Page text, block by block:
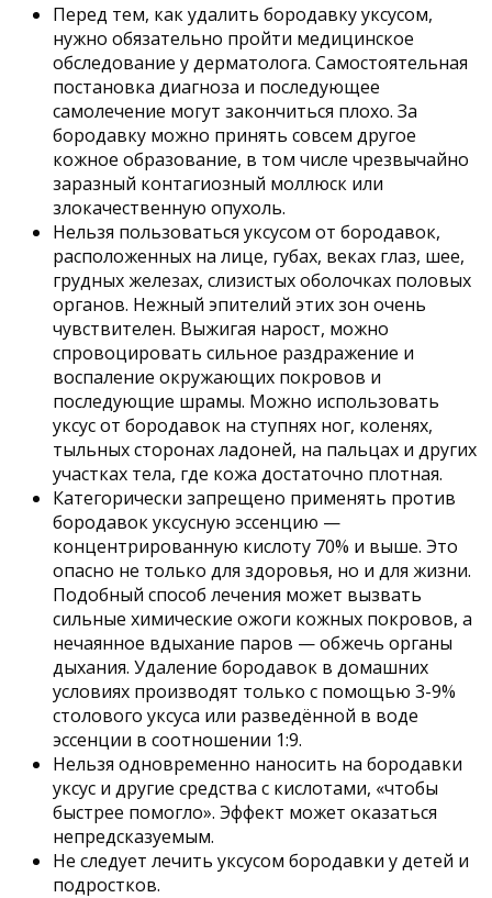
Перед тем, как удалить бородавку уксусом,
нужно обязательно пройти медицинское
обследование у дерматолога. Самостоятельная
постановка диагноза и последующее
самолечение могут закончиться плохо. За
бородавку можно принять совсем другое
кожное образование, в том числе чрезвычайно
заразный контагиозный моллюск или
злокачественную опухоль.
Нельзя пользоваться уксусом от бородавок,
расположенных на лице, губах, веках глаз, шее,
грудных железах, слизистых оболочках половых
органов. Нежный эпителий этих зон очень
чувствителен. Выжигая нарост, можно
спровоцировать сильное раздражение и
воспаление окружающих покровов и
последующие шрамы. Можно использовать
уксус от бородавок на ступнях ног, коленях,
тыльных сторонах ладоней, на пальцах и других
участках тела, где кожа достаточно плотная.
Категорически запрещено применять против
бородавок уксусную эссенцию —
концентрированную кислоту 70% и выше. Это
опасно не только для здоровья, но и для жизни.
Подобный способ лечения может вызвать
сильные химические ожоги кожных покровов, а
нечаянное вдыхание паров — обжечь органы
дыхания. Удаление бородавок в домашних
условиях производят только с помощью 3-9%
столового уксуса или разведённой в воде
эссенции в соотношении 1:9.
Нельзя одновременно наносить на бородавки
уксус и другие средства с кислотами, «чтобы
быстрее помогло». Эффект может оказаться
непредсказуемым.
Не следует лечить уксусом бородавки у детей и
подростков.